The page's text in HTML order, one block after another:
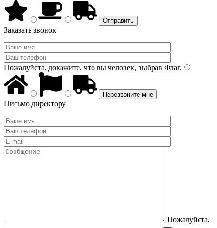
Заказать звонок
Пожалуйста, докажите, что вы человек, выбрав Флаг.
Письмо директору
Пожалуйста,